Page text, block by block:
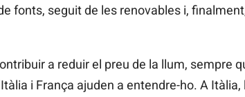
fonts, seguit de les renovables i,
a reduir el preu de la llum, sempre
i França ajuden a entendre-ho. A Itàlia,